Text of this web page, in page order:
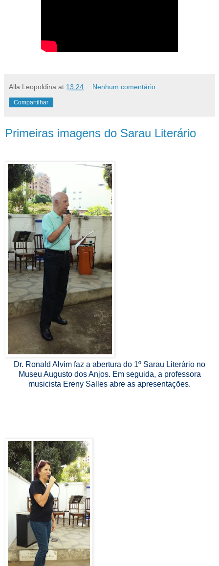
Alla Leopoldina at 13:24 Nenhum comentário:
Compartilhar
Primeiras imagens do Sarau Literário
Dr. Ronald Alvim faz a abertura do 1º Sarau Literário no
Museu Augusto dos Anjos. Em seguida, a professora
musicista Ereny Salles abre as apresentações.